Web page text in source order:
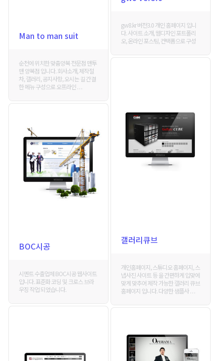
Man to man suit
순천에 위치한 맞춤양복 전문점 맨투
맨 양복점 입니다. 회사소개, 제작절
차, 갤러리, 공지사항, 오시는 길 간결
한 메뉴 구성으로 오프라인 . . .
gw8.kr 버전3.0 개인 홈페이지 입니
다. 사이트 소개, 웹디자인 포트폴리
오, 온라인 포스팅, 컨택폼으로 구성
갤러리큐브
개인홈페이지, 스튜디오 홈페이지, 스
냅사진 사이트 등 을 간편하게 입맞에
맞게 맞추어 제작 가능한 갤러리 큐브
홈페이지 입니다. 다양한 샘플사 . . .
BOC시공
시멘트 수출업체 BOC시공 웹사이트
입니다. 표준화 코딩 및 크로스 브라
우징 작업 되었습니다.